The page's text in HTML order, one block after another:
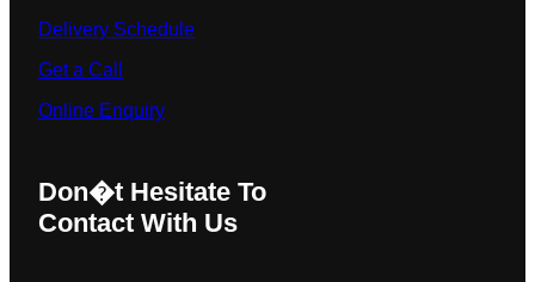
Delivery Schedule
Get a Call
Online Enquiry
Don�t Hesitate To
Contact With Us